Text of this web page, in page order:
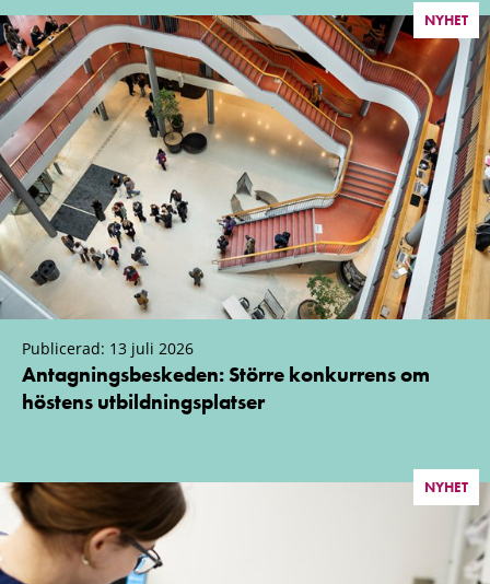
NYHET
Publicerad: 13 juli 2026
Antagningsbeskeden: Större konkurrens om
höstens utbildningsplatser
NYHET